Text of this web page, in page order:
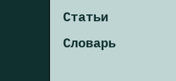
Статьи
Словарь